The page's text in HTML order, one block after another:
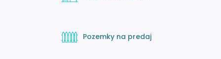
Pozemky na predaj